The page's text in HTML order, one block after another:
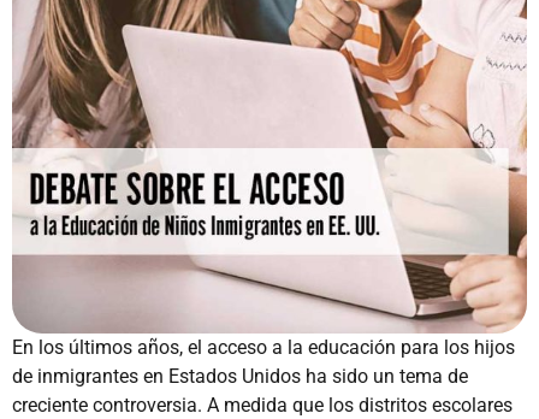
En los últimos años, el acceso a la educación para los hijos
de inmigrantes en Estados Unidos ha sido un tema de
creciente controversia. A medida que los distritos escolares